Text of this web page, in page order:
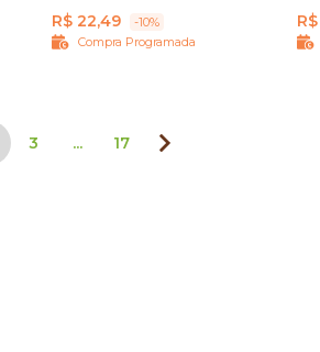
R$ 22,49
-10%
Compra Programada
3 ... 17